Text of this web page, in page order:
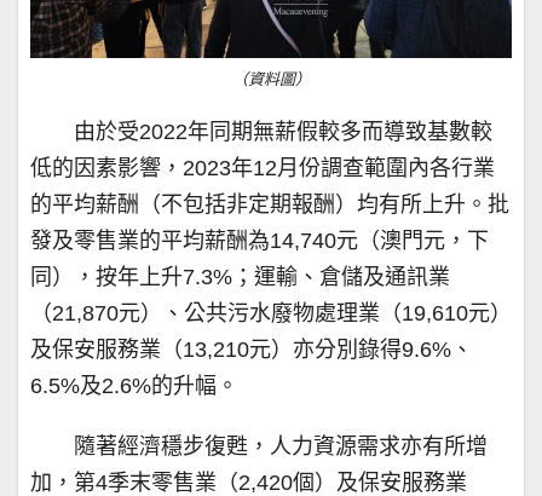
（資料圖）
由於受2022年同期無薪假較多而導致基數較
低的因素影響，2023年12月份調查範圍內各行業
的平均薪酬（不包括非定期報酬）均有所上升。批
發及零售業的平均薪酬為14,740元（澳門元，下
同），按年上升7.3%；運輸、倉儲及通訊業
（21,870元）、公共污水廢物處理業（19,610元）
及保安服務業（13,210元）亦分別錄得9.6%、
6.5%及2.6%的升幅。
隨著經濟穩步復甦，人力資源需求亦有所增
加，第4季末零售業（2,420個）及保安服務業